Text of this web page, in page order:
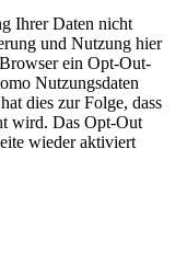
Ihrer Daten nicht
und Nutzung hier
ein Opt-Out-
Nutzungsdaten
dies zur Folge, dass
wird. Das Opt-Out
wieder aktiviert